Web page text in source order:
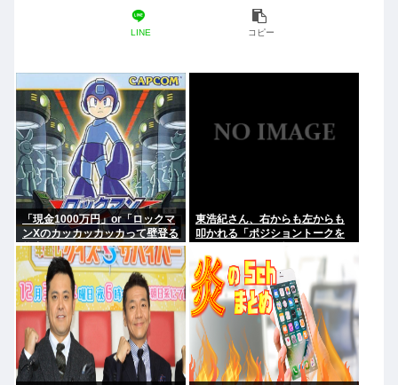
LINE コピー
「現金1000万円」or「ロックマ
ンXのカッカッカッカって壁登る
能力」
東浩紀さん、右からも左からも
叩かれる「ポジショントークを
擁護されるwww